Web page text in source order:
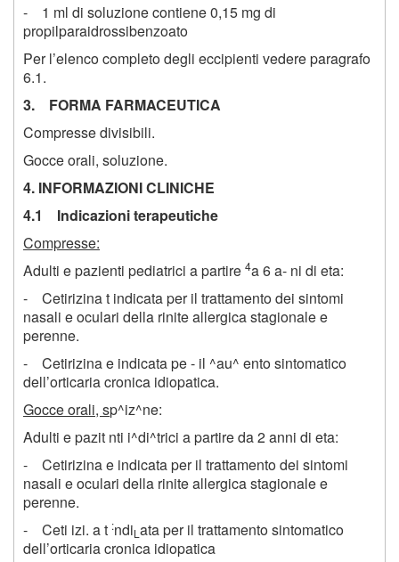
- 1 ml di soluzione contiene 0,15 mg di
propilparaidrossibenzoato
Per l’elenco completo degli eccipienti vedere paragrafo
6.1.
3. FORMA FARMACEUTICA
Compresse divisibili.
Gocce orali, soluzione.
4. INFORMAZIONI CLINICHE
4.1 Indicazioni terapeutiche
Compresse:
Adulti e pazienti pediatrici a partire 4a 6 a- ni di eta:
- Cetirizina t indicata per il trattamento dei sintomi
nasali e oculari della rinite allergica stagionale e
perenne.
- Cetirizina e indicata pe - il ^au^ ento sintomatico
dell’orticaria cronica idiopatica.
Gocce orali, sp^iz^ne:
Adulti e pazit nti i^di^trici a partire da 2 anni di eta:
- Cetirizina e indicata per il trattamento dei sintomi
nasali e oculari della rinite allergica stagionale e
perenne.
- Ceti izi. a t :ndiL ata per il trattamento sintomatico
dell’orticaria cronica idiopatica